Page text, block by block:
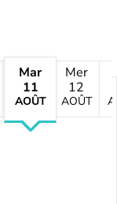
Mar
11
AOÛT
Mer
12
AOÛT